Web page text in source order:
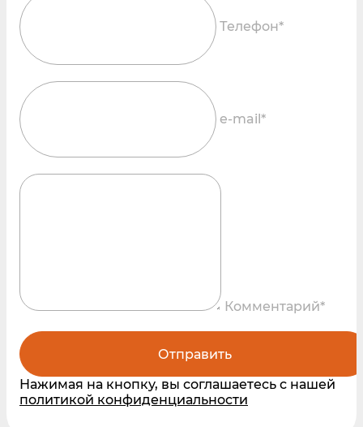
Телефон*
e-mail*
Комментарий*
Отправить
Нажимая на кнопку, вы соглашаетесь с нашей
политикой конфиденциальности